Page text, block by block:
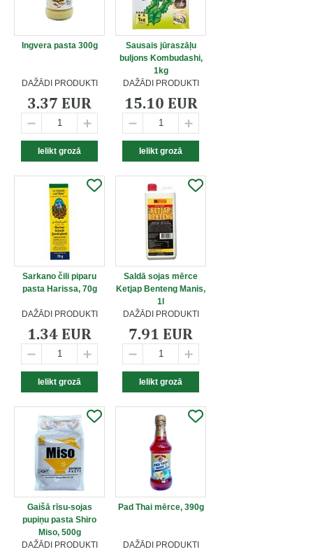
Ingvera pasta 300g
DAŽĀDI PRODUKTI
3.37 EUR
Sausais jūraszāļu
buljons Kombudashi,
1kg
DAŽĀDI PRODUKTI
15.10 EUR
Sarkano čili piparu
pasta Harissa, 70g
DAŽĀDI PRODUKTI
1.34 EUR
Saldā sojas mērce
Ketjap Benteng Manis,
1l
DAŽĀDI PRODUKTI
7.91 EUR
Gaišā rīsu-sojas
pupiņu pasta Shiro
Miso, 500g
DAŽĀDI PRODUKTI
Pad Thai mērce, 390g
DAŽĀDI PRODUKTI